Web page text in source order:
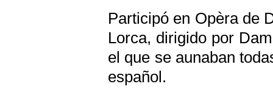
Participó en Opèra de
Lorca, dirigido por
el que se aunaban
español.